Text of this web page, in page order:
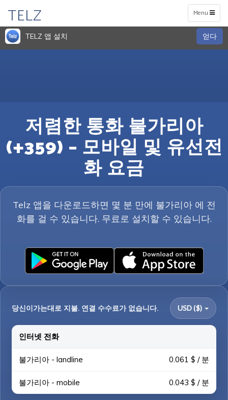
Toggle
navigation
Menu
TELZ
TELZ 앱 설치 얻다
저렴한 통화 불가리아
(+359) – 모바일 및 유선전
화 요금
Telz 앱을 다운로드하면 몇 분 만에 불가리아 에 전
화를 걸 수 있습니다. 무료로 설치할 수 있습니다.
당신이가는대로 지불. 연결 수수료가 없습니다. USD ($)
인터넷 전화
불가리아 - landline 0.061 $ / 분
불가리아 - mobile 0.043 $ / 분